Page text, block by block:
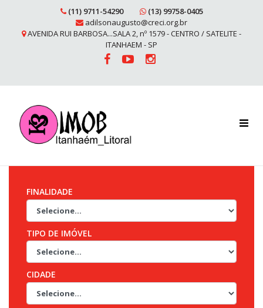
(11) 9711-54290
(13) 99758-0405
adilsonaugusto@creci.org.br
AVENIDA RUI BARBOSA...SALA 2, nº 1579 - CENTRO / SATELITE -
ITANHAEM - SP
FINALIDADE
TIPO DE IMÓVEL
CIDADE